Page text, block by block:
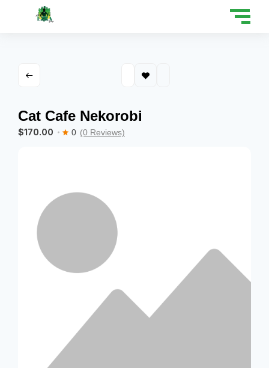
Cat Cafe Nekorobi
$170.00 0 (0 Reviews)